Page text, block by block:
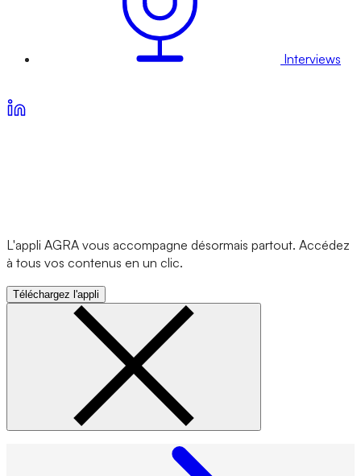
Interviews
L'appli AGRA vous accompagne désormais partout. Accédez
à tous vos contenus en un clic.
Téléchargez l'appli